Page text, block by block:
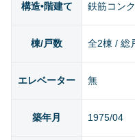
構造•階建て 鉄筋コン
棟/戸数 全2棟 / 総
エレベーター 無
築年月 1975/04